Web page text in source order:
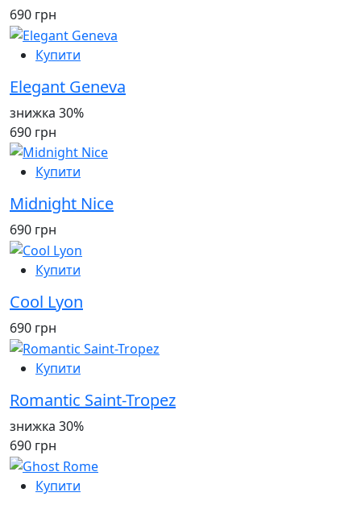
690 грн
Купити
Elegant Geneva
знижка 30%
690 грн
Купити
Midnight Nice
690 грн
Купити
Cool Lyon
690 грн
Купити
Romantic Saint-Tropez
знижка 30%
690 грн
Купити